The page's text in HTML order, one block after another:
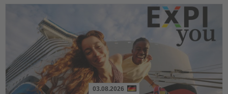
03.08.2026